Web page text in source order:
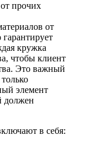
прочих
от
кружка
чтобы клиент
Это важный
элемент
должен
в себя: